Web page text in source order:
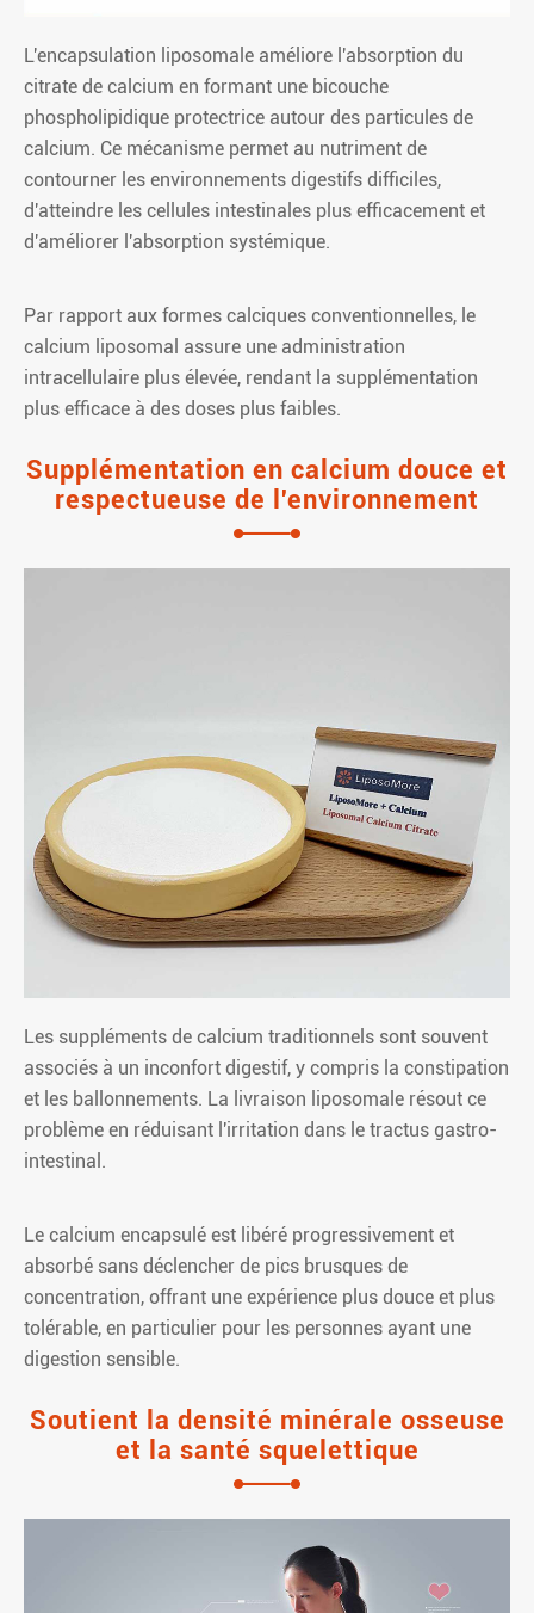
L'encapsulation liposomale améliore l'absorption du
citrate de calcium en formant une bicouche
phospholipidique protectrice autour des particules de
calcium. Ce mécanisme permet au nutriment de
contourner les environnements digestifs difficiles,
d'atteindre les cellules intestinales plus efficacement et
d'améliorer l'absorption systémique.
Par rapport aux formes calciques conventionnelles, le
calcium liposomal assure une administration
intracellulaire plus élevée, rendant la supplémentation
plus efficace à des doses plus faibles.
Supplémentation en calcium douce et
respectueuse de l'environnement
Les suppléments de calcium traditionnels sont souvent
associés à un inconfort digestif, y compris la constipation
et les ballonnements. La livraison liposomale résout ce
problème en réduisant l'irritation dans le tractus gastro-
intestinal.
Le calcium encapsulé est libéré progressivement et
absorbé sans déclencher de pics brusques de
concentration, offrant une expérience plus douce et plus
tolérable, en particulier pour les personnes ayant une
digestion sensible.
Soutient la densité minérale osseuse
et la santé squelettique